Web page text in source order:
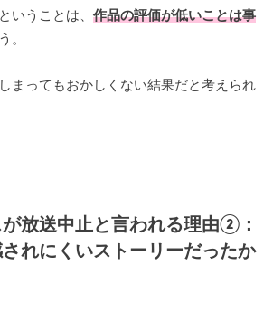
いうことは、 作品の評価が低いことは事
。
まってもおかしくない結果だと考えられ
放送中止と言われる理由②：
れにくいストーリーだったか